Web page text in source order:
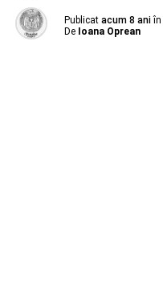
Publicat acum 8 ani în
De Ioana Oprean